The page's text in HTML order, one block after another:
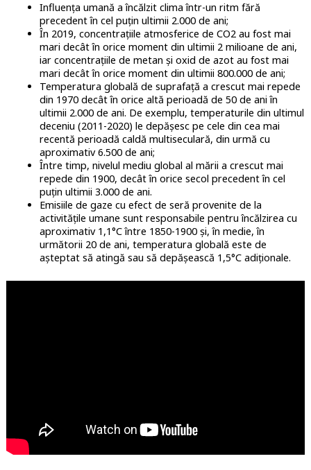
Influența umană a încălzit clima într-un ritm fără
precedent în cel puțin ultimii 2.000 de ani;
În 2019, concentrațiile atmosferice de CO2 au fost mai
mari decât în ​​orice moment din ultimii 2 milioane de ani,
iar concentrațiile de metan și oxid de azot au fost mai
mari decât în ​​orice moment din ultimii 800.000 de ani;
Temperatura globală de suprafață a crescut mai repede
din 1970 decât în ​​orice altă perioadă de 50 de ani în
ultimii 2.000 de ani. De exemplu, temperaturile din ultimul
deceniu (2011-2020) le depășesc pe cele din cea mai
recentă perioadă caldă multiseculară, din urmă cu
aproximativ 6.500 de ani;
Între timp, nivelul mediu global al mării a crescut mai
repede din 1900, decât în ​​orice secol precedent în cel
puțin ultimii 3.000 de ani.
Emisiile de gaze cu efect de seră provenite de la
activitățile umane sunt responsabile pentru încălzirea cu
aproximativ 1,1°C între 1850-1900 și, în medie, în
următorii 20 de ani, temperatura globală este de
așteptat să atingă sau să depășească 1,5°C adiționale.